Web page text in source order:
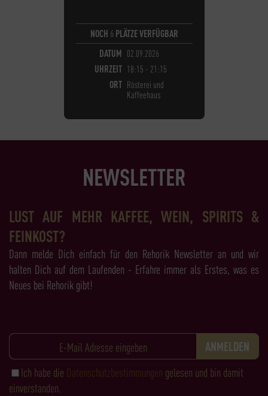
NOCH 6PLÄTZE VERFÜGBAR
DATUM 02.09.2026
UHRZEIT 18:15 - 21:15
ORT Rösterei und
Kaffeehaus
NEWSLETTER
LUST AUF MEHR KAFFEE, WEIN, SPIRITS &
FEINKOST?
Dann melde Dich einfach für den Rehorik Newsletter an und wir
halten Dich auf dem Laufenden - Erfahre immer als Erstes, was es
Neues bei Rehorik gibt!
Ich habe die Datenschutzbestimmungen gelesen und bin damit
einverstanden.